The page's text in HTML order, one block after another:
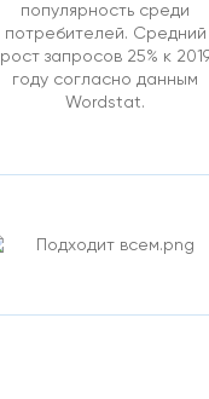
популярность среди
потребителей. Средний
рост запросов 25% к
году согласно данным
Wordstat.